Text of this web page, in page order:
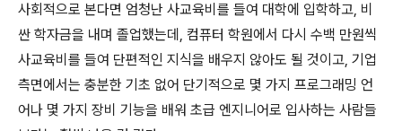
사회적으로 본다면 엄청난 사교육비를 들여 대학에 입학하고, 비
싼 학자금을 내며 졸업했는데 , 컴퓨터 학원에서 다시 수백 만원씩
사교육비를 들여 단편적인 지식을 배우지 않아도 될 것이고, 기업
측면에서는 충분한 기초 없어 단기적으로 몇 가지 프로그래밍 언
어나 몇 가지 장비 기능을 배워 초급 엔지니어로 입사하는 사람들